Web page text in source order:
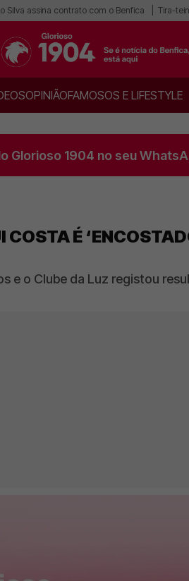
Silva assina contrato com o Benfica Tira-
OPINIÃOFAMOSOS E LIFESTYLE
Glorioso 1904 no seu
É
e o Clube da Luz registou